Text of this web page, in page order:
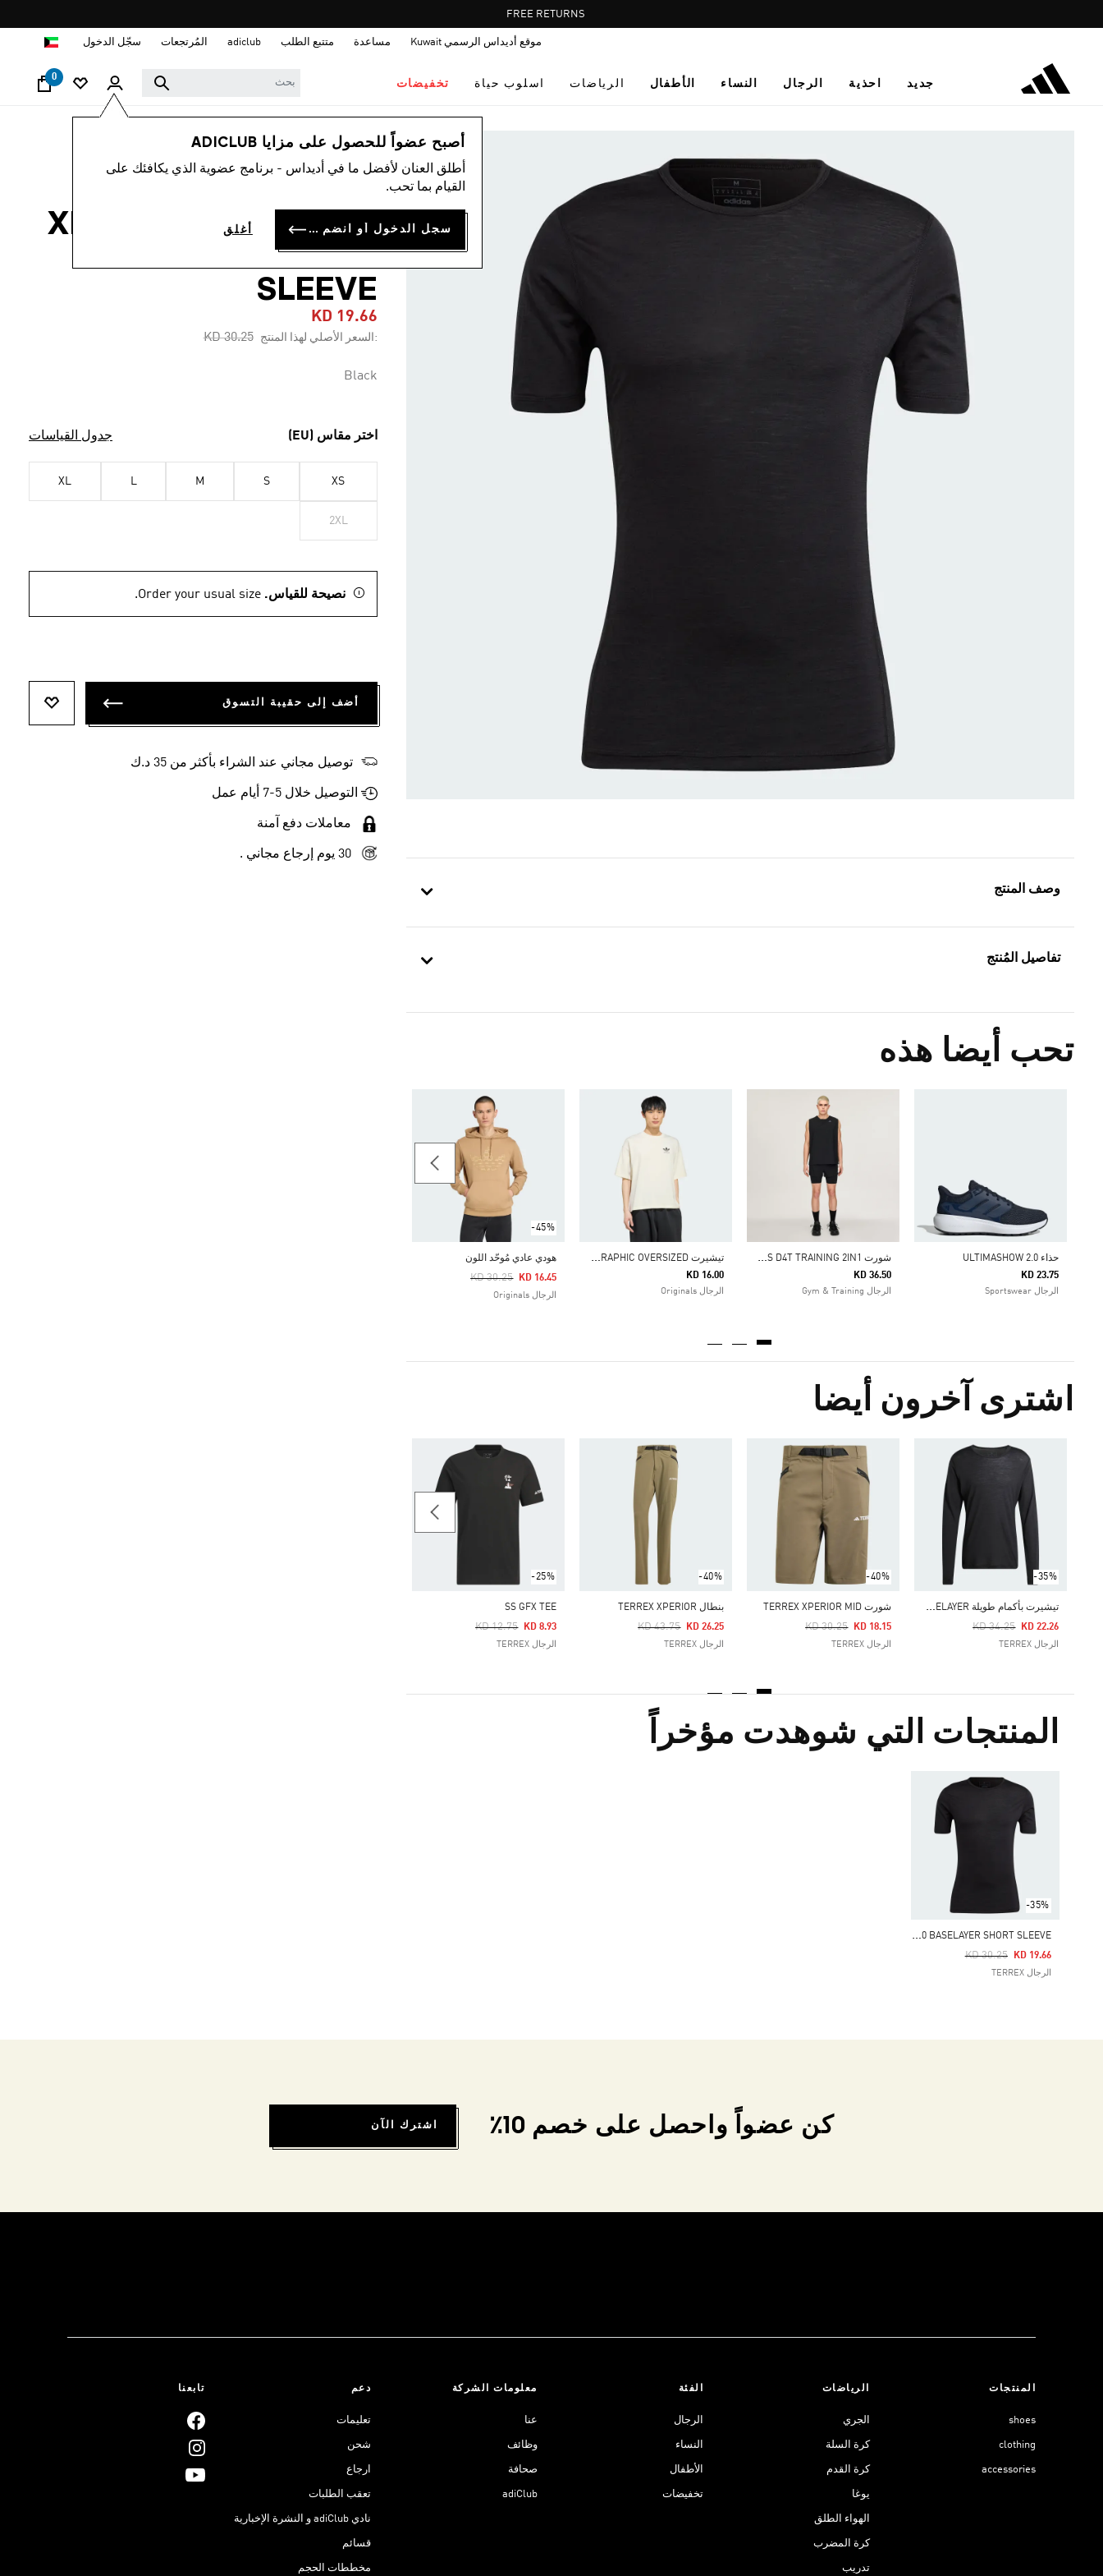
Pause
promotion
FREE RETURNS
موقع أديداس الرسمي Kuwait مساعدة متتبع الطلب adiclub المُرتجعات سجّل الدخول
جديد احذية الرجال النساء الأطفال الرياضات اسلوب حياة تخفيضات
0
أصبح عضواً للحصول على مزايا ADICLUB
أطلق العنان لأفضل ما في أديداس - برنامج عضوية الذي يكافئك على
القيام بما تحب.
سجل الدخول أو انضم الآن أغلق
وصف المنتج
تفاصيل المُنتج
تحب أيضا هذه
حذاء ULTIMASHOW 2.0
KD 23.75
الرجال Sportswear
ش
ورت ADIDAS X ENTIRE STUDIOS D4T TRAINING 2IN1
KD 36.50
الرجال Gym & Training
ت
يشيرت STARTS LOGO GRAPHIC OVERSIZED
KD 16.00
الرجال Originals
-45%
هودي عادي مُوحّد اللون
Price Reduced From
KD 30.25
To KD 16.45
الرجال Originals
اشترى آخرون أيضا
-35%
ت
يشيرت بأكمام طويلة TERREX XPERIOR MERINO 150 BASELAYER
Price Reduced From
KD 34.25
To KD 22.26
الرجال TERREX
-40%
شورت TERREX XPERIOR MID
Price Reduced From
KD 30.25
To KD 18.15
الرجال TERREX
-40%
بنطال TERREX XPERIOR
Price Reduced From
KD 43.75
To KD 26.25
الرجال TERREX
-25%
SS GFX TEE
Price Reduced From
KD 12.75
To KD 8.93
الرجال TERREX
Price Reduced From
المنتجات التي شوهدت مؤخراً
-35%
X
PERIOR MERINO 150 BASELAYER SHORT SLEEVE
Price Reduced From
KD 30.25
To KD 19.66
الرجال TERREX
الرجال ملابس
XPERIOR MERINO 150
BASELAYER SHORT
SLEEVE
KD 19.66
:السعر الأصلي لهذا المنتج Price reduced from
KD 30.25
to
Black
اختر مقاس (EU) جدول القياسات
XS
S
M
L
XL
2XL
نصيحة للقياس.Order your usual size.
أضف إلى حقيبة التسوق
توصيل مجاني عند الشراء بأكثر من 35 د.ك
التوصيل خلال 5-7 أيام عمل
معاملات دفع آمنة
30 يوم إرجاع مجاني .
كن عضواً واحصل على خصم 10٪ اشترك الآن
المنتجات
shoes
clothing
accessories
الرياضات
الجري
كرة السلة
كرة القدم
يوغا
الهواء الطلق
كرة المضرب
تدريب
الفئة
الرجال
النساء
الأطفال
تخفيضات
معلومات الشركة
عنا
وظائف
صحافة
adiClub
دعم
تعليمات
شحن
ارجاع
تعقب الطلبات
نادي adiClub و النشرة الإخبارية
قسائم
مخططات الحجم
تابعنا